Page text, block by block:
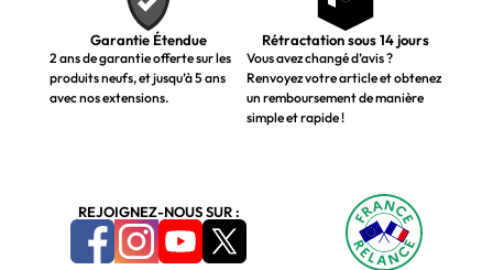
Garantie Étendue
2 ans de garantie offerte sur les
produits neufs, et jusqu’à 5 ans
avec nos extensions.
Rétractation sous 14 jours
Vous avez changé d’avis ?
Renvoyez votre article et obtenez
un remboursement de manière
simple et rapide !
REJOIGNEZ-NOUS SUR :